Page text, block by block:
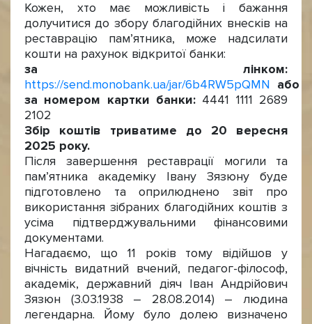
Кожен, хто має можливість і бажання
долучитися до збору благодійних внесків на
реставрацію пам’ятника, може надсилати
кошти на рахунок відкритої банки:
за лінком:
https://send.monobank.ua/jar/6b4RW5pQMN або
за номером картки банки: 4441 1111 2689
2102
Збір коштів триватиме до 20 вересня
2025 року.
Після завершення реставрації могили та
пам’ятника академіку Івану Зязюну буде
підготовлено та оприлюднено звіт про
використання зібраних благодійних коштів з
усіма підтверджувальними фінансовими
документами.
Нагадаємо, що 11 років тому відійшов у
вічність видатний вчений, педагог-філософ,
академік, державний діяч Іван Андрійович
Зязюн (3.03.1938 – 28.08.2014) – людина
легендарна. Йому було долею визначено